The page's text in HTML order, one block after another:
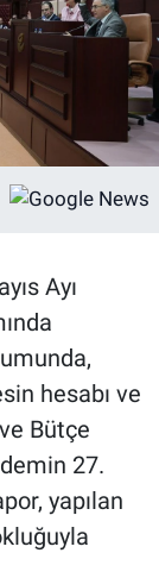
Ayı
hesabı ve
Bütçe
27.
yapılan